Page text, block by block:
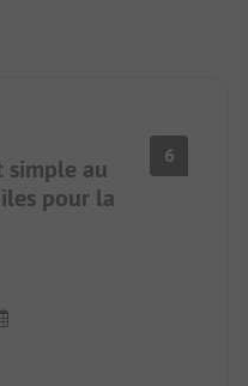
simple au
pour la
6